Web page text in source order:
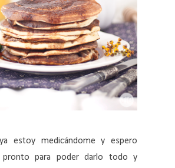
estoy medicándome y espero
pronto para poder darlo todo y